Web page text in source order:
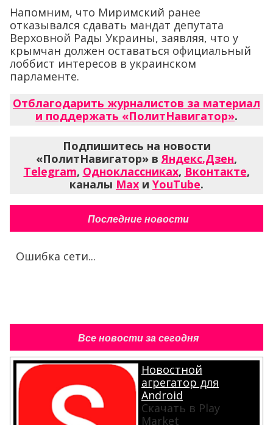
Напомним, что Миримский ранее
отказывался сдавать мандат депутата
Верховной Рады Украины, заявляя, что у
крымчан должен оставаться официальный
лоббист интересов в украинском
парламенте.
Отблагодарить журналистов за материал
и поддержать «ПолитНавигатор».
Подпишитесь на новости
«ПолитНавигатор» вЯндекс.Дзен,
Telegram, Одноклассниках, Вконтакте,
каналы Max и YouTube.
Последние новости
Ошибка сети...
Все новости за сегодня
Новостной
агрегатор для
Android
Скачать в Play
Market